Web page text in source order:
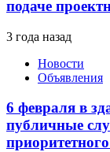
подаче
3 года назад
Новости
Объявления
6 февраля в
публичные